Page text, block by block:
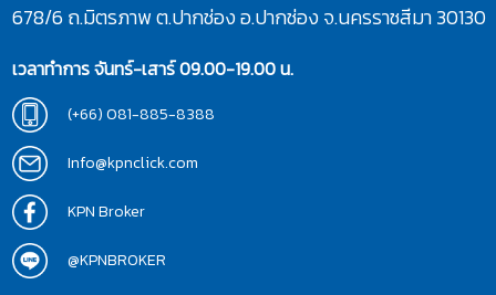
678/6 ถ.มิตรภาพ ต.ปากช่อง อ.ปากช่อง จ.นครราชสีมา 30130
เวลาทำการ จันทร์-เสาร์ 09.00-19.00 น.
(+66) 081-885-8388
Info@kpnclick.com
KPN Broker
@KPNBROKER